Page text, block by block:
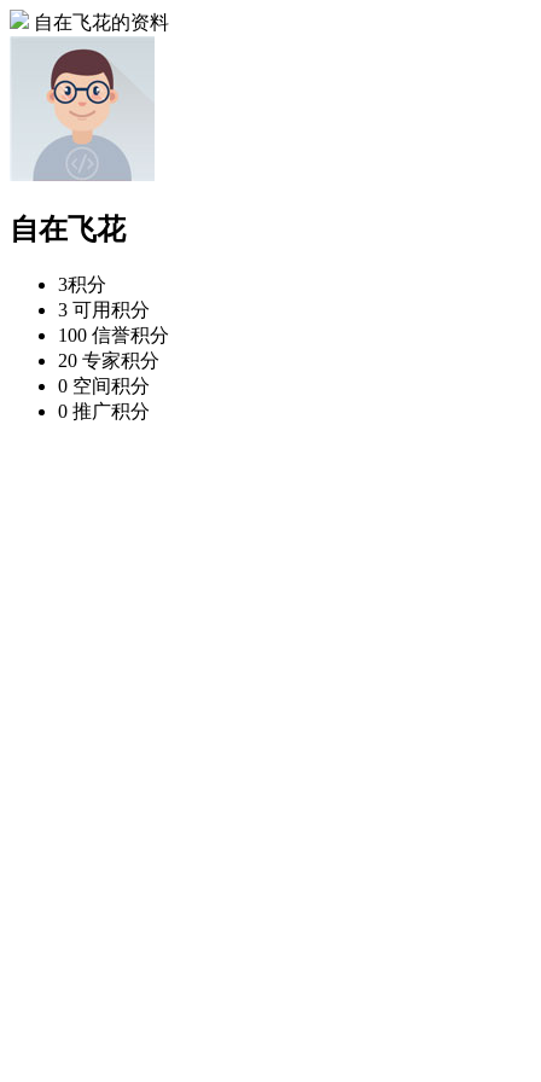
自在飞花的资料
自在飞花
3积分
3 可用积分
100 信誉积分
20 专家积分
0 空间积分
0 推广积分